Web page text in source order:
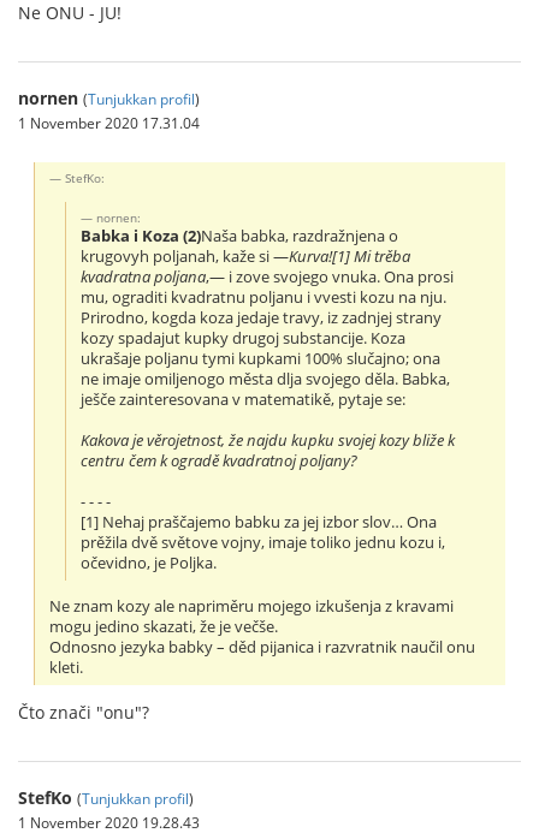
Ne ONU - JU!
nornen (Tunjukkan profil)
1 November 2020 17.31.04
StefKo:
nornen:
Babka i Koza (2)Naša babka, razdražnjena o
krugovyh poljanah, kaže si —Kurva![1] Mi trěba
kvadratna poljana,— i zove svojego vnuka. Ona prosi
mu, ograditi kvadratnu poljanu i vvesti kozu na nju.
Prirodno, kogda koza jedaje travy, iz zadnjej strany
kozy spadajut kupky drugoj substancije. Koza
ukrašaje poljanu tymi kupkami 100% slučajno; ona
ne imaje omiljenogo města dlja svojego děla. Babka,
ješče zainteresovana v matematikě, pytaje se:
Kakova je věrojetnost, že najdu kupku svojej kozy bliže k
centru čem k ogradě kvadratnoj poljany?
- - - -
[1] Nehaj praščajemo babku za jej izbor slov… Ona
prěžila dvě světove vojny, imaje toliko jednu kozu i,
očevidno, je Poljka.
Ne znam kozy ale napriměru mojego izkušenja z kravami
mogu jedino skazati, že je večše.
Odnosno jezyka babky – děd pijanica i razvratnik naučil onu
kleti.
Čto znači "onu"?
StefKo (Tunjukkan profil)
1 November 2020 19.28.43